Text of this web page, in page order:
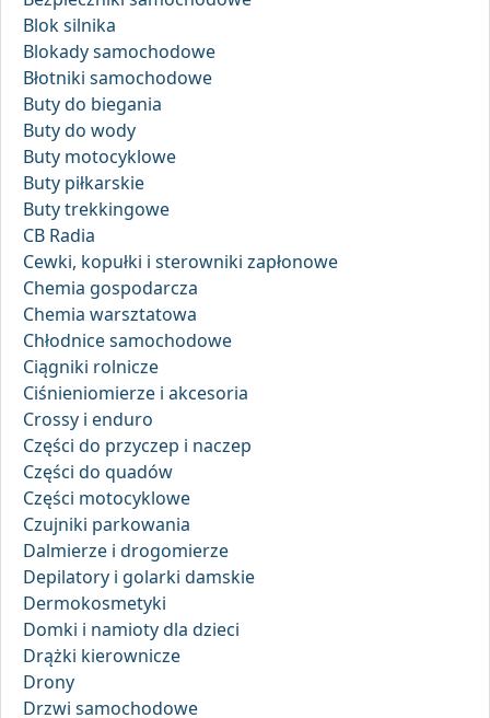
Blok silnika
Blokady samochodowe
Błotniki samochodowe
Buty do biegania
Buty do wody
Buty motocyklowe
Buty piłkarskie
Buty trekkingowe
CB Radia
Cewki, kopułki i sterowniki zapłonowe
Chemia gospodarcza
Chemia warsztatowa
Chłodnice samochodowe
Ciągniki rolnicze
Ciśnieniomierze i akcesoria
Crossy i enduro
Części do przyczep i naczep
Części do quadów
Części motocyklowe
Czujniki parkowania
Dalmierze i drogomierze
Depilatory i golarki damskie
Dermokosmetyki
Domki i namioty dla dzieci
Drążki kierownicze
Drony
Drzwi samochodowe